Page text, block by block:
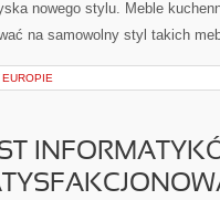
nowego stylu. Meble
na samowolny styl takich